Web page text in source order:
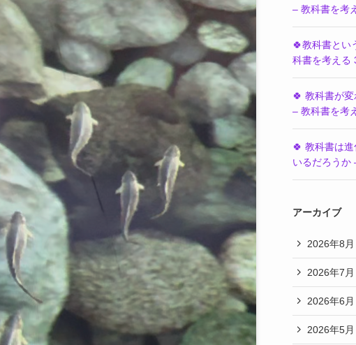
– 教科書を考
🍀教科書とい
科書を考える
🍀 教科書が
– 教科書を考
🍀 教科書は
いるだろうか
アーカイブ
2026年8月
2026年7月
2026年6月
2026年5月